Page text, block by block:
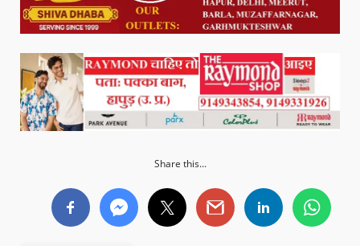
Share this...